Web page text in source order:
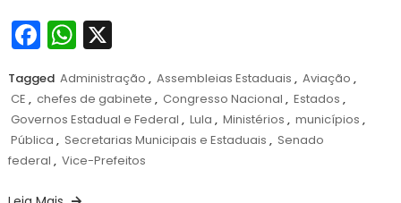
Facebook
WhatsApp
X
Tagged Administração , Assembleias Estaduais , Aviação ,
CE , chefes de gabinete , Congresso Nacional , Estados ,
Governos Estadual e Federal , Lula , Ministérios , municípios ,
Pública , Secretarias Municipais e Estaduais , Senado
federal , Vice-Prefeitos